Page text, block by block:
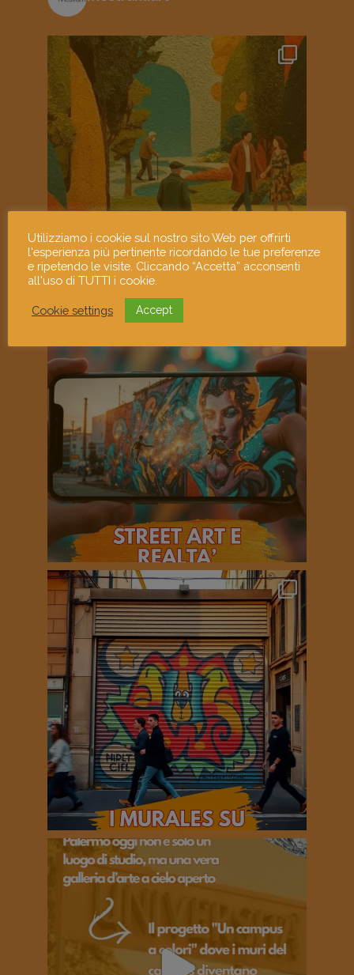
Utilizziamo i cookie sul nostro sito Web per offrirti
l'esperienza più pertinente ricordando le tue preferenze
e ripetendo le visite. Cliccando “Accetta” acconsenti
all'uso di TUTTI i cookie.
Cookie settings Accept